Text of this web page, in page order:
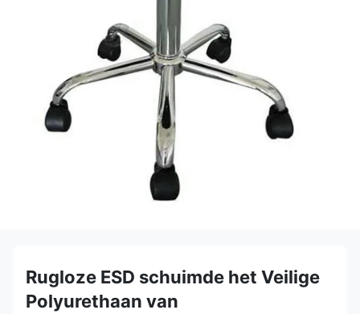
Rugloze ESD schuimde het Veilige
Polyurethaan van